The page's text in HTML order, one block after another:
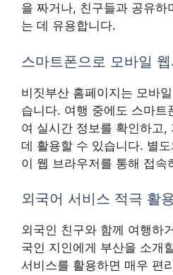
을 짜거나, 친구들과 공유하
는 데 유용합니다.
스마트폰으로 모바일
비짓부산 홈페이지는 모바
습니다. 여행 중에도 스마트
여 실시간 정보를 확인하고,
데 활용할 수 있습니다. 별
이 웹 브라우저를 통해 접속
외국어 서비스 적극 활
외국인 친구와 함께 여행하
국인 지인에게 부산을 소개
서비스를 활용하면 매우 편